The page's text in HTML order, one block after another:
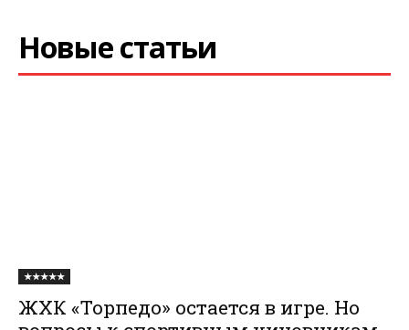
Новые статьи
★★★★★
ЖХК «Торпедо» остается в игре. Но